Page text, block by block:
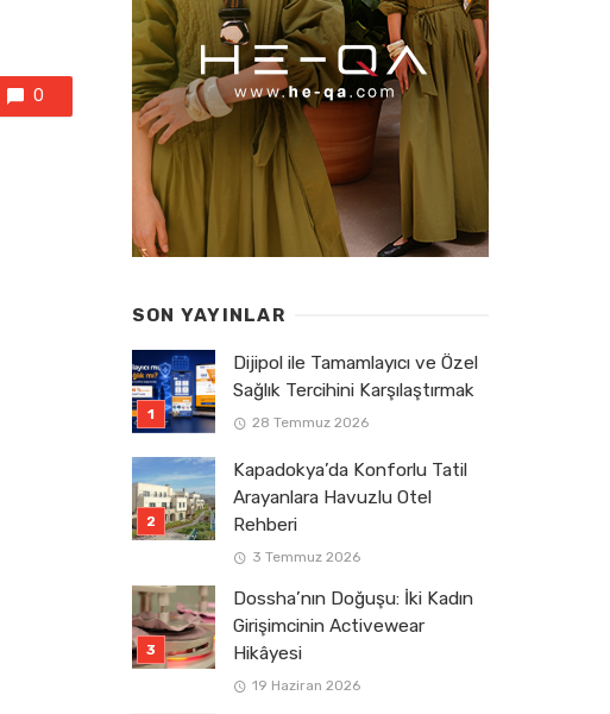
0
SON YAYINLAR
Dijipol ile Tamamlayıcı ve Özel
Sağlık Tercihini Karşılaştırmak
28 Temmuz 2026
Kapadokya’da Konforlu Tatil
Arayanlara Havuzlu Otel
Rehberi
3 Temmuz 2026
Dossha’nın Doğuşu: İki Kadın
Girişimcinin Activewear
Hikâyesi
19 Haziran 2026